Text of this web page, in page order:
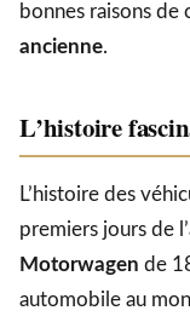
bonnes raisons de
ancienne.
L’histoire
L’histoire des
premiers jours de
Motorwagen de
automobile au